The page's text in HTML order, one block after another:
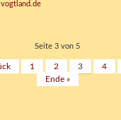
Seite 3 von 5
1 2 3 4
Ende »